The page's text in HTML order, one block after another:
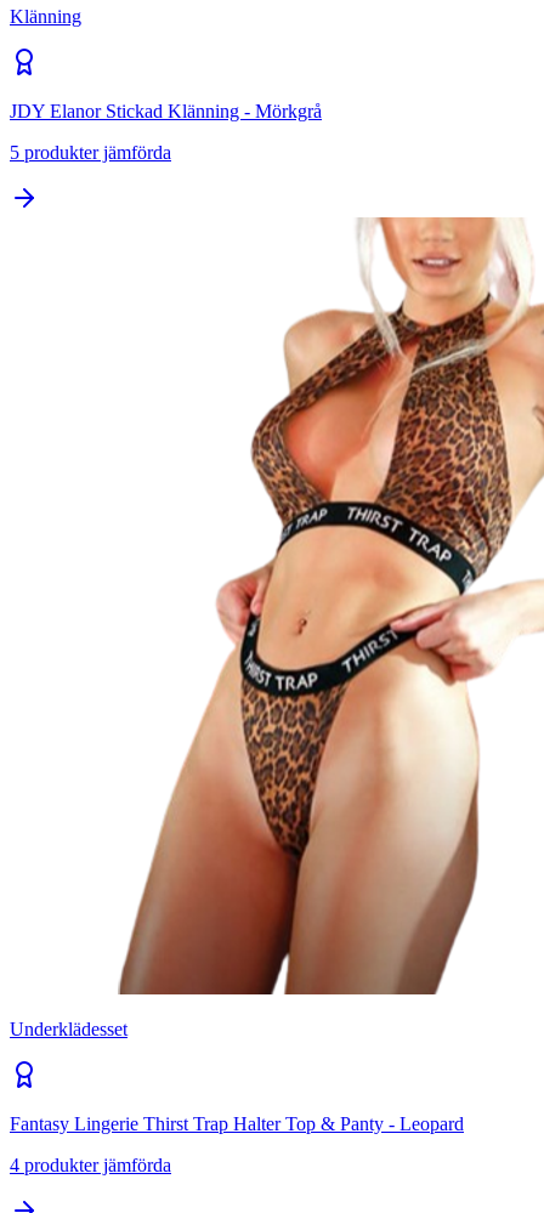
Klänning
JDY Elanor Stickad Klänning - Mörkgrå
5 produkter jämförda
Underklädesset
Fantasy Lingerie Thirst Trap Halter Top & Panty - Leopard
4 produkter jämförda